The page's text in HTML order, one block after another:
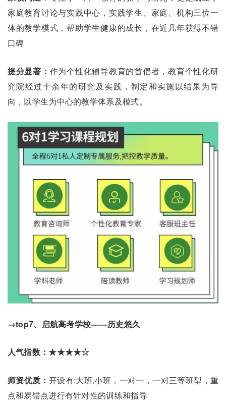
家庭教育讨论与实践中心，实践学生、家庭、机构三位一
体的教学模式，帮助学生健康的成长，在近几年获得不错
口碑
提分显著： 作为个性化辅导教育的首倡者，教育个性化研
究院经过十余年的研究及实践，制定和实施以结果为导
向，以学生为中心的教学体系及模式。
→top7、启航高考学校——历史悠久
人气指数：★★★★☆
师资优质： 开设有:大班,小班，一对一，一对三等班型，重
点和易错点进行有针对性的训练和指导